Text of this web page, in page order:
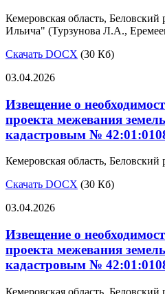
Кемеровская область,
Ильича" (Турзунова Л.А.,
Скачать DOCX (30 Кб)
03.04.2026
Извещение о
проекта межевания
кадастровым №
Кемеровская область,
Скачать DOCX (30 Кб)
03.04.2026
Извещение о
проекта межевания
кадастровым №
Кемеровская область,